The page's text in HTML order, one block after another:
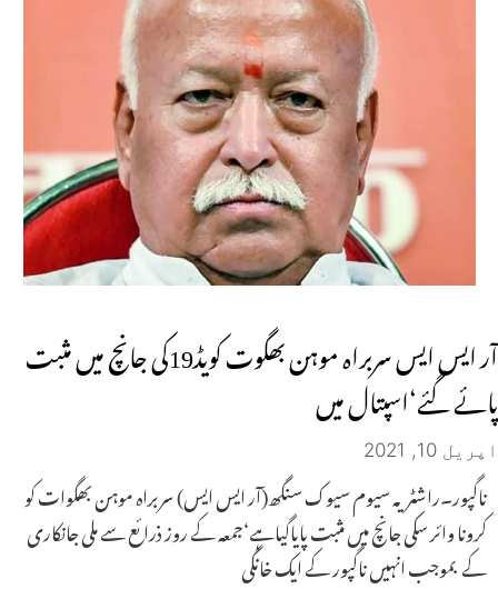
آر ایس ایس سربراہ موہن بھگوت کویڈ19کی جانچ میں مثبت
پائے گئے‘اسپتال میں
اپریل 10, 2021
ناگپور۔راشٹریہ سیوم سیوک سنگھ(آر ایس ایس) سربراہ موہن بھگوات کو
کرونا وائر سکی جانچ میں مثبت پایاگیاہے‘جمعہ کے روز ذرائع سے ملی جانکاری
کے بموجب انہیں ناگپور کے ایک خانگی